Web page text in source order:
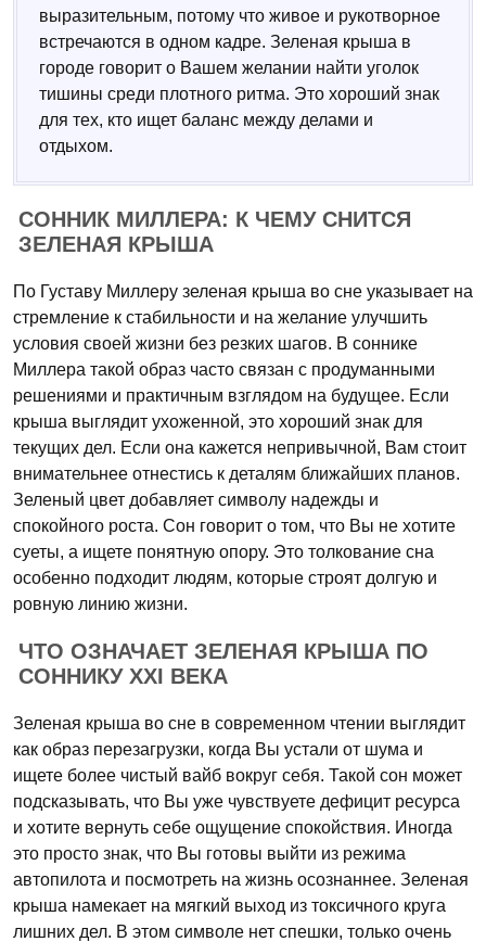
выразительным, потому что живое и рукотворное
встречаются в одном кадре. Зеленая крыша в
городе говорит о Вашем желании найти уголок
тишины среди плотного ритма. Это хороший знак
для тех, кто ищет баланс между делами и
отдыхом.
СОННИК МИЛЛЕРА: К ЧЕМУ СНИТСЯ
ЗЕЛЕНАЯ КРЫША
По Густаву Миллеру зеленая крыша во сне указывает на
стремление к стабильности и на желание улучшить
условия своей жизни без резких шагов. В соннике
Миллера такой образ часто связан с продуманными
решениями и практичным взглядом на будущее. Если
крыша выглядит ухоженной, это хороший знак для
текущих дел. Если она кажется непривычной, Вам стоит
внимательнее отнестись к деталям ближайших планов.
Зеленый цвет добавляет символу надежды и
спокойного роста. Сон говорит о том, что Вы не хотите
суеты, а ищете понятную опору. Это толкование сна
особенно подходит людям, которые строят долгую и
ровную линию жизни.
ЧТО ОЗНАЧАЕТ ЗЕЛЕНАЯ КРЫША ПО
СОННИКУ XXI ВЕКА
Зеленая крыша во сне в современном чтении выглядит
как образ перезагрузки, когда Вы устали от шума и
ищете более чистый вайб вокруг себя. Такой сон может
подсказывать, что Вы уже чувствуете дефицит ресурса
и хотите вернуть себе ощущение спокойствия. Иногда
это просто знак, что Вы готовы выйти из режима
автопилота и посмотреть на жизнь осознаннее. Зеленая
крыша намекает на мягкий выход из токсичного круга
лишних дел. В этом символе нет спешки, только очень